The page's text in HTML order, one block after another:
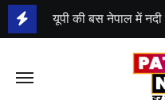
Skip
to
पहला स्पेस-डे आज, एक
श्याम रजक ने राजद से